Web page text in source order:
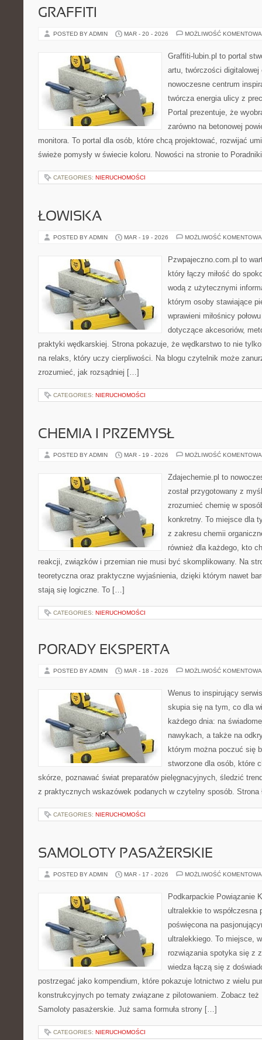
GRAFFITI
POSTED BY ADMIN MAR - 20 - 2026 MOŻLIWOŚĆ
Graffiti-lubin.pl to portal
artu, twórczości
nowoczesne centrum
twórcza energia ulicy z
Portal prezentuje, że
zarówno na betonowej
monitora. To portal dla osób, które chcą projektować, rozwijać
świeże pomysły w świecie koloru. Nowości na stronie to
CATEGORIES: NIERUCHOMOŚCI
ŁOWISKA
POSTED BY ADMIN MAR - 19 - 2026 MOŻLIWOŚĆ
Pzwpajeczno.com.pl to
który łączy miłość do
wodą z użytecznymi
którym osoby stawiające
wprawieni miłośnicy
dotyczące akcesoriów,
praktyki wędkarskiej. Strona pokazuje, że wędkarstwo to nie
na relaks, który uczy cierpliwości. Na blogu czytelnik może
zrozumieć, jak rozsądniej […]
CATEGORIES: NIERUCHOMOŚCI
CHEMIA I PRZEMYSŁ
POSTED BY ADMIN MAR - 19 - 2026 MOŻLIWOŚĆ
Zdajechemie.pl to
został przygotowany z
zrozumieć chemię w
konkretny. To miejsce dla
z zakresu chemii
również dla każdego, kto
reakcji, związków i przemian nie musi być skomplikowany. Na
teoretyczna oraz praktyczne wyjaśnienia, dzięki którym nawet
stają się logiczne. To […]
CATEGORIES: NIERUCHOMOŚCI
PORADY EKSPERTA
POSTED BY ADMIN MAR - 18 - 2026 MOŻLIWOŚĆ
Wenus to inspirujący
skupia się na tym, co dla
każdego dnia: na
nawykach, a także na
którym można poczuć się
stworzone dla osób, które
skórze, poznawać świat preparatów pielęgnacyjnych, śledzić
z praktycznych wskazówek podanych w czytelny sposób.
CATEGORIES: NIERUCHOMOŚCI
SAMOLOTY PASAŻERSKIE
POSTED BY ADMIN MAR - 17 - 2026 MOŻLIWOŚĆ
Podkarpackie Powiązanie
ultralekkie to
poświęcona na
ultralekkiego. To miejsce,
rozwiązania spotyka się z
wiedza łączą się z
postrzegać jako kompendium, które pokazuje lotnictwo z wielu
konstrukcyjnych po tematy związane z pilotowaniem. Zobacz
Samoloty pasażerskie. Już sama formuła strony […]
CATEGORIES: NIERUCHOMOŚCI